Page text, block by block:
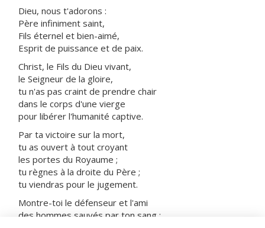
Dieu, nous t'adorons :
Père infiniment saint,
Fils éternel et bien-aimé,
Esprit de puissance et de paix.
Christ, le Fils du Dieu vivant,
le Seigneur de la gloire,
tu n'as pas craint de prendre chair
dans le corps d'une vierge
pour libérer l'humanité captive.
Par ta victoire sur la mort,
tu as ouvert à tout croyant
les portes du Royaume ;
tu règnes à la droite du Père ;
tu viendras pour le jugement.
Montre-toi le défenseur et l'ami
des hommes sauvés par ton sang :